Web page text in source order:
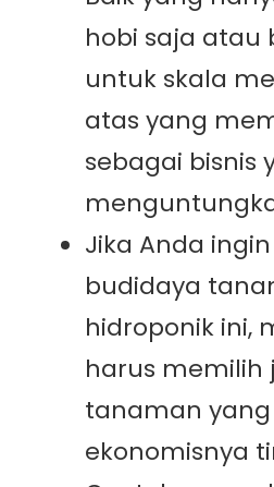
hobi saja atau
untuk skala
atas yang
sebagai bisnis
Jika Anda
budidaya
hidroponik ini,
harus memilih
tanaman
ekonomisnya